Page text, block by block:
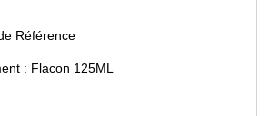
Référence
: Flacon 125ML